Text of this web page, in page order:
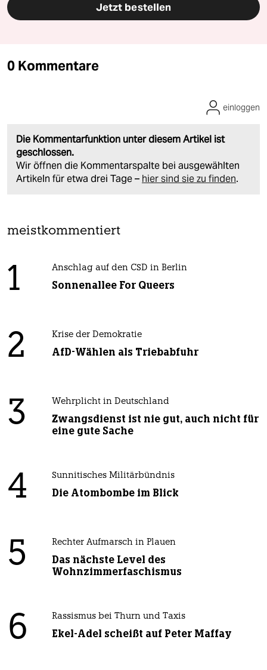
Jetzt bestellen
0 Kommentare
Die Kommentarfunktion unter diesem Artikel ist
geschlossen.
Wir öffnen die Kommentarspalte bei ausgewählten
Artikeln für etwa drei Tage – hier sind sie zu finden.
einloggen
meistkommentiert
1 Anschlag auf den CSD in Berlin
Sonnenallee For Queers
2 Krise der Demokratie
AfD-Wählen als Triebabfuhr
3 Wehrplicht in Deutschland
Zwangsdienst ist nie gut, auch nicht für
eine gute Sache
4 Sunnitisches Militärbündnis
Die Atombombe im Blick
5 Rechter Aufmarsch in Plauen
Das nächste Level des
Wohnzimmerfaschismus
6 Rassismus bei Thurn und Taxis
Ekel-Adel scheißt auf Peter Maffay